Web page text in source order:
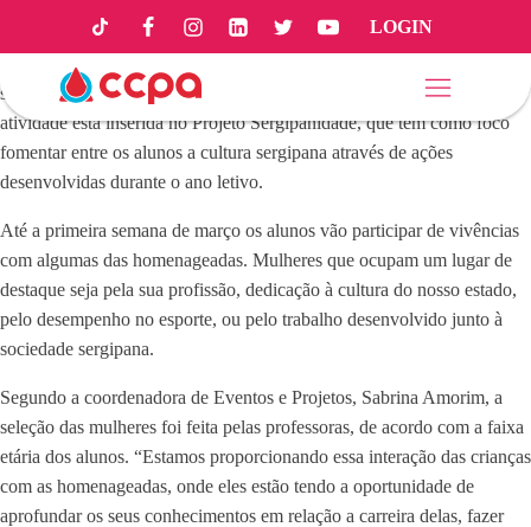
LOGIN
O Dia da Mulher é comemorado no dia 08 de março, mas os alunos da
Educação Infantil e do Ensino Fundamental I do CCPA já começaram
suas homenagens através do projeto ‘Mulheres que Inspiram’. A
atividade está inserida no Projeto Sergipanidade, que tem como foco
fomentar entre os alunos a cultura sergipana através de ações
desenvolvidas durante o ano letivo.
Até a primeira semana de março os alunos vão participar de vivências
com algumas das homenageadas. Mulheres que ocupam um lugar de
destaque seja pela sua profissão, dedicação à cultura do nosso estado,
pelo desempenho no esporte, ou pelo trabalho desenvolvido junto à
sociedade sergipana.
Segundo a coordenadora de Eventos e Projetos, Sabrina Amorim, a
seleção das mulheres foi feita pelas professoras, de acordo com a faixa
etária dos alunos. “Estamos proporcionando essa interação das crianças
com as homenageadas, onde eles estão tendo a oportunidade de
aprofundar os seus conhecimentos em relação a carreira delas, fazer